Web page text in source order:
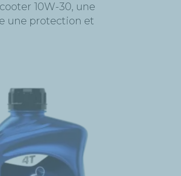
10W-30, une
une protection et